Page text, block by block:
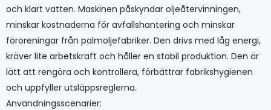
och klart vatten. Maskinen påskyndar oljeåtervinningen,
minskar kostnaderna för avfallshantering och minskar
föroreningar från palmoljefabriker. Den drivs med låg energi,
kräver lite arbetskraft och håller en stabil produktion. Den är
lätt att rengöra och kontrollera, förbättrar fabrikshygienen
och uppfyller utsläppsreglerna.
Användningsscenarier: